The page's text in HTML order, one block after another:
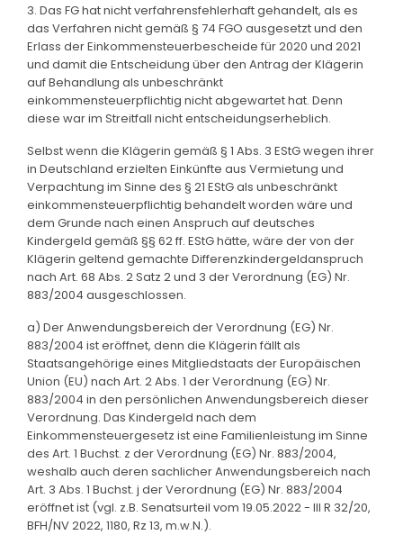
3. Das FG hat nicht verfahrensfehlerhaft gehandelt, als es
das Verfahren nicht gemäß § 74 FGO ausgesetzt und den
Erlass der Einkommensteuerbescheide für 2020 und 2021
und damit die Entscheidung über den Antrag der Klägerin
auf Behandlung als unbeschränkt
einkommensteuerpflichtig nicht abgewartet hat. Denn
diese war im Streitfall nicht entscheidungserheblich.
Selbst wenn die Klägerin gemäß § 1 Abs. 3 EStG wegen ihrer
in Deutschland erzielten Einkünfte aus Vermietung und
Verpachtung im Sinne des § 21 EStG als unbeschränkt
einkommensteuerpflichtig behandelt worden wäre und
dem Grunde nach einen Anspruch auf deutsches
Kindergeld gemäß §§ 62 ff. EStG hätte, wäre der von der
Klägerin geltend gemachte Differenzkindergeldanspruch
nach Art. 68 Abs. 2 Satz 2 und 3 der Verordnung (EG) Nr.
883/2004 ausgeschlossen.
a) Der Anwendungsbereich der Verordnung (EG) Nr.
883/2004 ist eröffnet, denn die Klägerin fällt als
Staatsangehörige eines Mitgliedstaats der Europäischen
Union (EU) nach Art. 2 Abs. 1 der Verordnung (EG) Nr.
883/2004 in den persönlichen Anwendungsbereich dieser
Verordnung. Das Kindergeld nach dem
Einkommensteuergesetz ist eine Familienleistung im Sinne
des Art. 1 Buchst. z der Verordnung (EG) Nr. 883/2004,
weshalb auch deren sachlicher Anwendungsbereich nach
Art. 3 Abs. 1 Buchst. j der Verordnung (EG) Nr. 883/2004
eröffnet ist (vgl. z.B. Senatsurteil vom 19.05.2022 - III R 32/20,
BFH/NV 2022, 1180, Rz 13, m.w.N.).